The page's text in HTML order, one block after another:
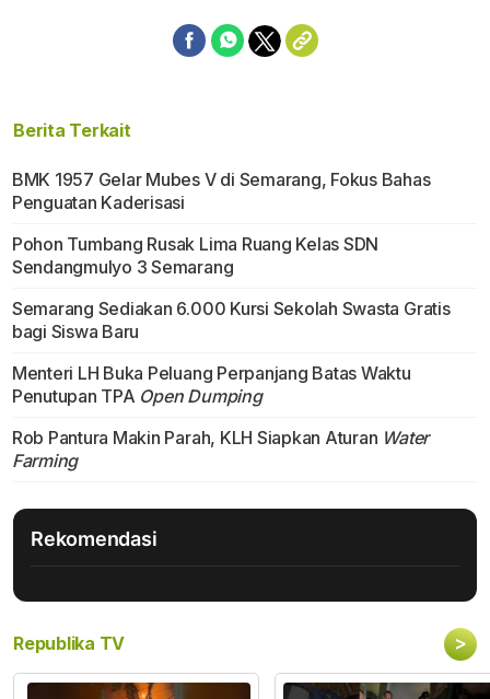
Berita Terkait
BMK 1957 Gelar Mubes V di Semarang, Fokus Bahas
Penguatan Kaderisasi
Pohon Tumbang Rusak Lima Ruang Kelas SDN
Sendangmulyo 3 Semarang
Semarang Sediakan 6.000 Kursi Sekolah Swasta Gratis
bagi Siswa Baru
Menteri LH Buka Peluang Perpanjang Batas Waktu
Penutupan TPA Open Dumping
Rob Pantura Makin Parah, KLH Siapkan Aturan Water
Farming
Rekomendasi
Republika TV >